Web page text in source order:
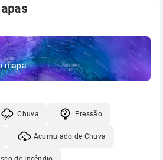
mapa
Chuva Pressão
Acumulado de Chuva